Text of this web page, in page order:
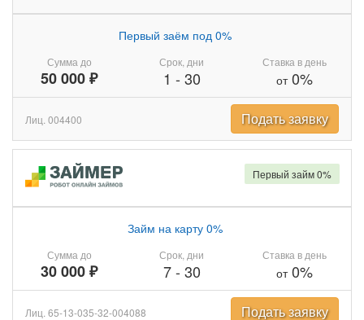
Сумма до
50 000 ₽
Первый заём под 0%
Срок, дни
1 - 30
Ставка в день
от0%
Лиц. 004400 Подать заявку
Сумма до
30 000 ₽
Займ на карту 0%
Срок, дни
7- 30
Ставка в день
от0%
Первый займ 0%
Лиц. 65-13-035-32-004088 Подать заявку